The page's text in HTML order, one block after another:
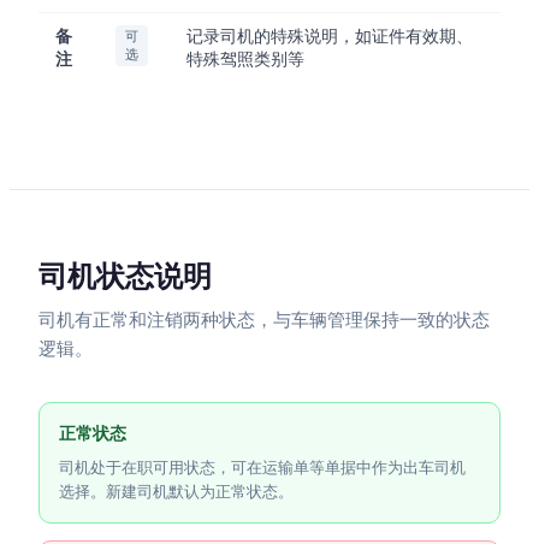
备
注
可
选
记录司机的特殊说明，如证件有效期、
特殊驾照类别等
司机状态说明
司机有正常和注销两种状态，与车辆管理保持一致的状态
逻辑。
正常状态
司机处于在职可用状态，可在运输单等单据中作为出车司机
选择。新建司机默认为正常状态。